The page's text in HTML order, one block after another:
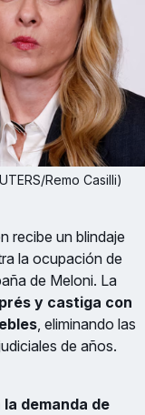
Remo Casilli)
recibe un blindaje
la ocupación de
de Meloni. La
y castiga con
, eliminando las
de años.
demanda de